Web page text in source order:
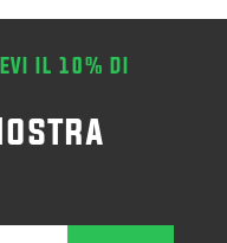
IL 10% DI